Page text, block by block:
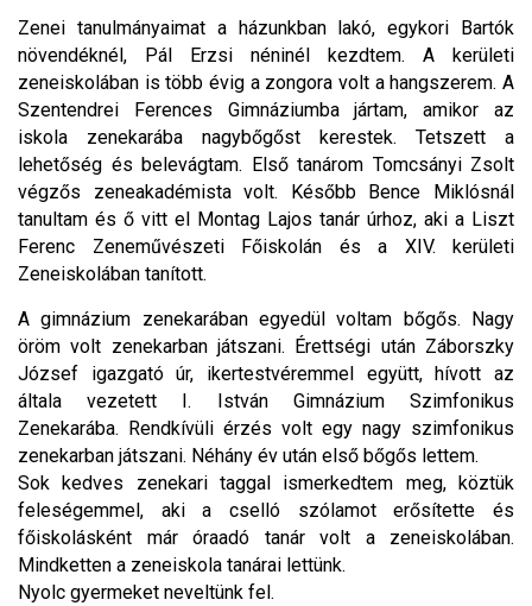
Zenei tanulmányaimat a házunkban lakó, egykori Bartók
növendéknél, Pál Erzsi néninél kezdtem. A kerületi
zeneiskolában is több évig a zongora volt a hangszerem. A
Szentendrei Ferences Gimnáziumba jártam, amikor az
iskola zenekarába nagybőgőst kerestek. Tetszett a
lehetőség és belevágtam. Első tanárom Tomcsányi Zsolt
végzős zeneakadémista volt. Később Bence Miklósnál
tanultam és ő vitt el Montag Lajos tanár úrhoz, aki a Liszt
Ferenc Zeneművészeti Főiskolán és a XIV. kerületi
Zeneiskolában tanított.
A gimnázium zenekarában egyedül voltam bőgős. Nagy
öröm volt zenekarban játszani. Érettségi után Záborszky
József igazgató úr, ikertestvéremmel együtt, hívott az
általa vezetett I. István Gimnázium Szimfonikus
Zenekarába. Rendkívüli érzés volt egy nagy szimfonikus
zenekarban játszani. Néhány év után első bőgős lettem.
Sok kedves zenekari taggal ismerkedtem meg, köztük
feleségemmel, aki a cselló szólamot erősítette és
főiskolásként már óraadó tanár volt a zeneiskolában.
Mindketten a zeneiskola tanárai lettünk.
Nyolc gyermeket neveltünk fel.